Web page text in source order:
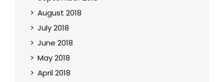
August 2018
July 2018
June 2018
May 2018
April 2018